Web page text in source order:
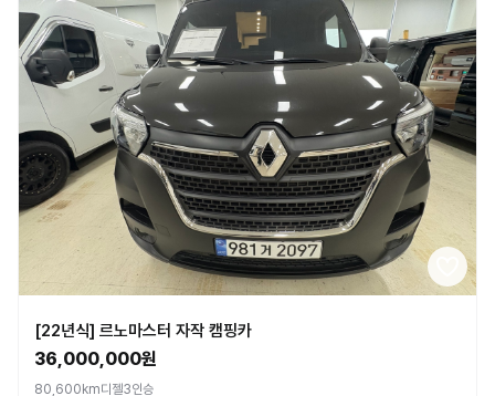
[22년식] 르노마스터 자작 캠핑카
36,000,000원
80,600km디젤3인승